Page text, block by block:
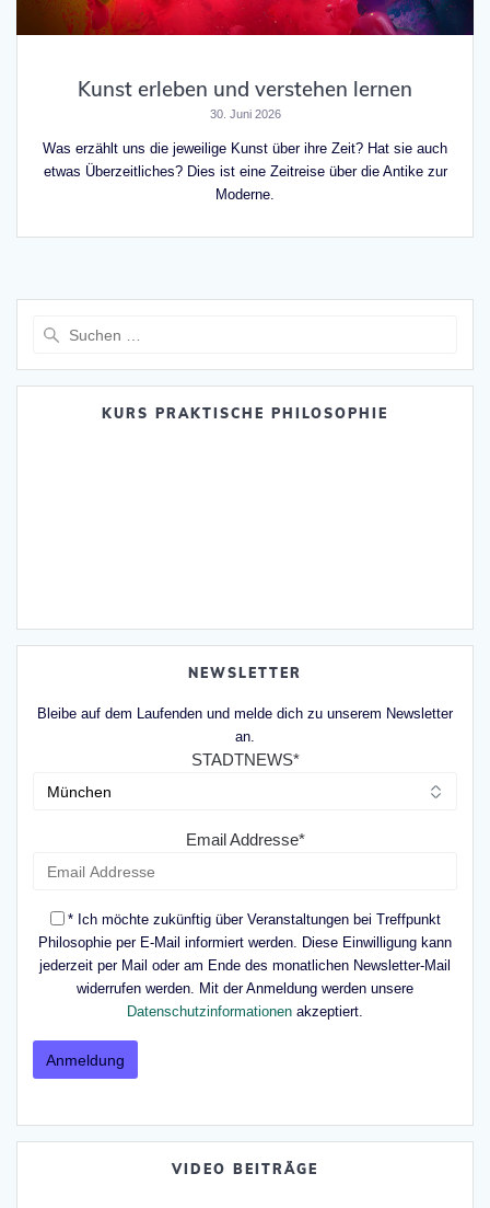
Kunst erleben und verstehen lernen
30. Juni 2026
Was erzählt uns die jeweilige Kunst über ihre Zeit? Hat sie auch
etwas Überzeitliches? Dies ist eine Zeitreise über die Antike zur
Moderne.
KURS PRAKTISCHE PHILOSOPHIE
NEWSLETTER
Bleibe auf dem Laufenden und melde dich zu unserem Newsletter
an.
STADTNEWS*
Email Addresse*
* Ich möchte zukünftig über Veranstaltungen bei Treffpunkt
Philosophie per E-Mail informiert werden. Diese Einwilligung kann
jederzeit per Mail oder am Ende des monatlichen Newsletter-Mail
widerrufen werden. Mit der Anmeldung werden unsere
Datenschutzinformationen akzeptiert.
VIDEO BEITRÄGE